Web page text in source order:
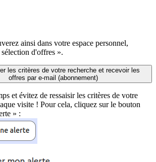
ainsi dans votre espace personnel,
d'offres ».
les critères de votre recherche et recevoir les
offres par e-mail (abonnement)
et évitez de ressaisir les critères de votre
visite ! Pour cela, cliquez sur le bouton
» :